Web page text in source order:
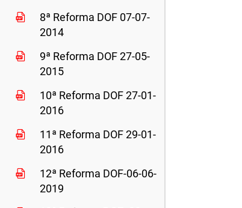
8ª Reforma DOF 07-07-
2014
9ª Reforma DOF 27-05-
2015
10ª Reforma DOF 27-01-
2016
11ª Reforma DOF 29-01-
2016
12ª Reforma DOF-06-06-
2019